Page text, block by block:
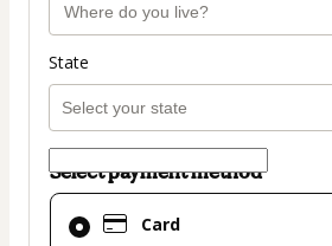
State
Select payment method
Card
Card
selected